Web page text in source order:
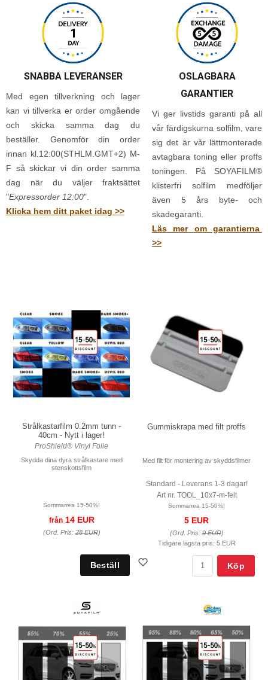
SNABBA LEVERANSER
Med egen tillverkning och lager
kan vi tillverka er order omgående
och skicka samma dag du
beställer. Genomför din order
innan kl.12:00(STHLM.GMT+2) M-
F så skickar vi din order samma
dag när du väljer fraktsättet
"Expressorder 12:00".
Klicka hem ditt paket idag >>
OSLAGBARA
GARANTIER
Vi ger livstids garanti på all
vår färdigskurna solfilm, vare
sig det är vår lättmonterade
avtagbara toning eller proffs
toningen. På SOYAFILM®
klisterfri solfilm medföljer
även 5 års byte- och
skadegaranti.
Läs mer om garantierna
>>
Strålkastarfilm 0.2mm tunn -
40cm - Nytt i lager!
ProShield® Vinyl Folie
Skydda dina dyra strålkastare med
stenskottsfilm
Sommarrea 15-50%!
från14 EUR
(Ord. Pris:28 EUR)
Gummiskrapa med filt proffs
Med filt för montering av skyddsfilmer
Standard - Leverans 1-3 dagar!
Art nr. TOOL_10x7-m-felt
Sommarrea 15-50%!
5 EUR
(Ord. Pris:9 EUR)
Tidigare lägsta pris: 5 EUR
Köp